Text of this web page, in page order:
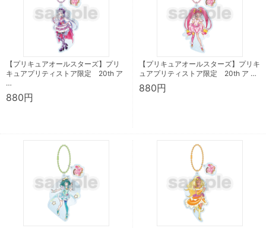
【プリキュアオールスターズ】プリ
キュアプリティストア限定 20th ア
…
880円
【プリキュアオールスターズ】プリキ
ュアプリティストア限定 20th ア …
880円